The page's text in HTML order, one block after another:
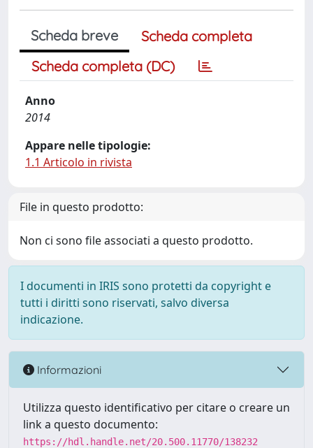
Scheda breve
Scheda completa
Scheda completa (DC)
Anno
2014
Appare nelle tipologie:
1.1 Articolo in rivista
File in questo prodotto:
Non ci sono file associati a questo prodotto.
I documenti in IRIS sono protetti da copyright e
tutti i diritti sono riservati, salvo diversa
indicazione.
Informazioni
Utilizza questo identificativo per citare o creare un
link a questo documento:
https://hdl.handle.net/20.500.11770/138232